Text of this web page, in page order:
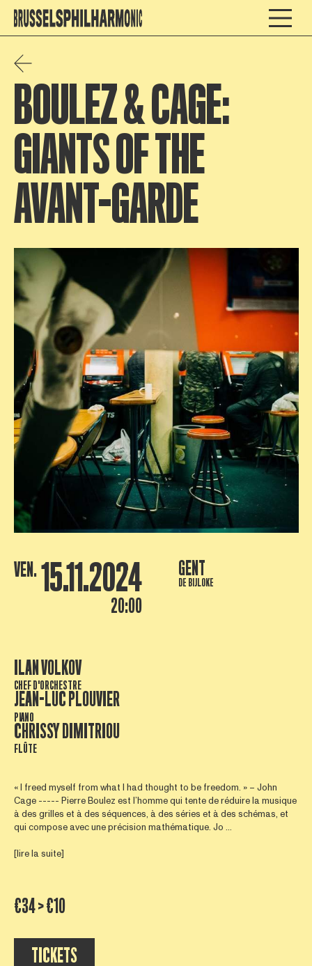
BOULEZ & CAGE:
GIANTS OF THE
AVANT-GARDE
VEN. 15.11.2024
20:00
GENT
DE BIJLOKE
ILAN VOLKOV
CHEF D'ORCHESTRE
JEAN-LUC PLOUVIER
PIANO
CHRISSY DIMITRIOU
FLÛTE
« I freed myself from what I had thought to be freedom. » – John
Cage ----- Pierre Boulez est l’homme qui tente de réduire la musique
à des grilles et à des séquences, à des séries et à des schémas, et
qui compose avec une précision mathématique. Jo ...
[lire la suite]
€34 > €10
TICKETS